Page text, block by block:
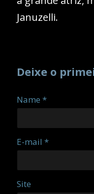
Januzelli.
Deixe o
Name *
E-mail *
Site